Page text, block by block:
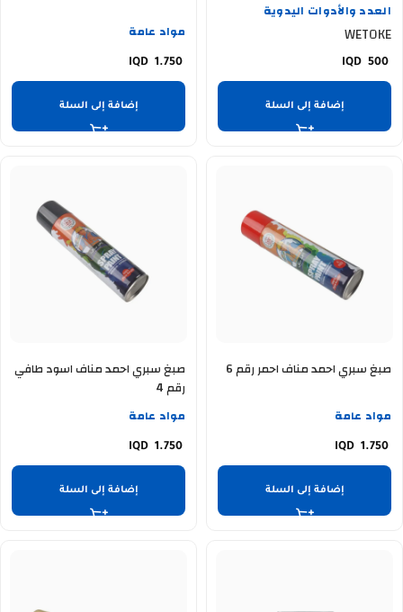
العدد والأدوات اليدوية
WETOKE
500
إضافة إلى السلة
مواد عامة
1.750
إضافة إلى السلة
صبغ سبري احمد مناف احمر رقم 6
مواد عامة
1.750
إضافة إلى السلة
صبغ سبري احمد مناف اسود طافي
رقم 4
مواد عامة
1.750
إضافة إلى السلة